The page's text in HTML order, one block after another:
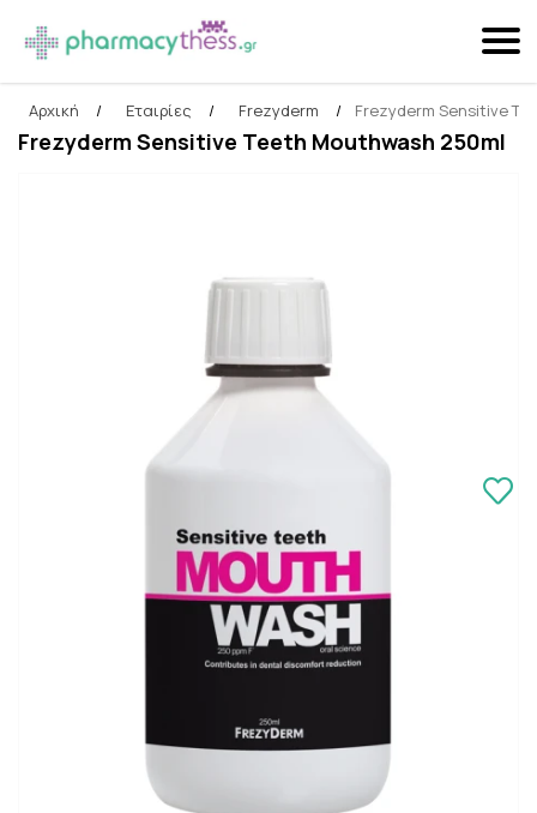
Αναζήτηση
Αρχική / Εταιρίες / Frezyderm / Frezyderm Sensitive
Frezyderm Sensitive Teeth Mouthwash 250ml